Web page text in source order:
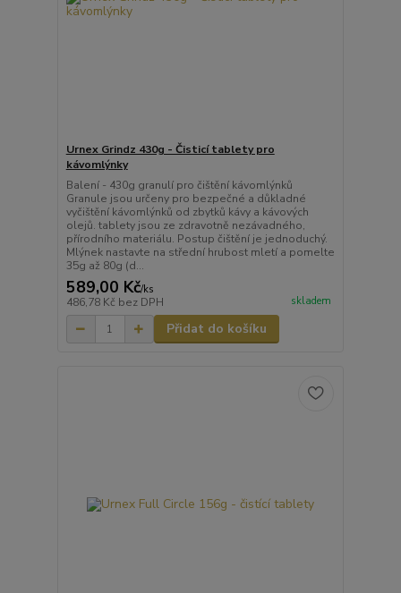
Urnex Grindz 430g - Čisticí tablety pro
kávomlýnky
Balení - 430g granulí pro čištění kávomlýnků
Granule jsou určeny pro bezpečné a důkladné
vyčištění kávomlýnků od zbytků kávy a kávových
olejů. tablety jsou ze zdravotně nezávadného,
přírodního materiálu. Postup čištění je jednoduchý.
Mlýnek nastavte na střední hrubost mletí a pomelte
35g až 80g (d...
589,00 Kč/ks
486,78 Kč bez DPH skladem
Přidat do košíku